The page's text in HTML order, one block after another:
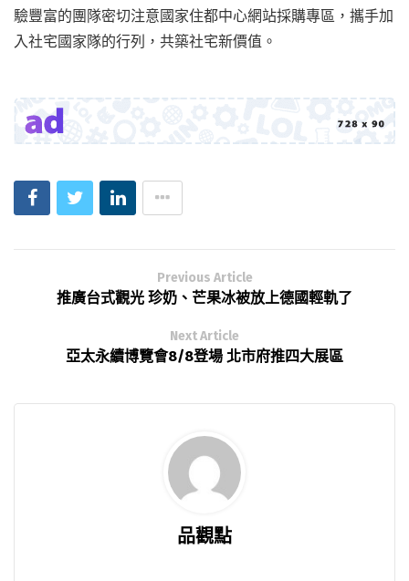
驗豐富的團隊密切注意國家住都中心網站採購專區，攜手加
入社宅國家隊的行列，共築社宅新價值。
Previous Article
推廣台式觀光 珍奶、芒果冰被放上德國輕軌了
Next Article
亞太永續博覽會8/8登場 北市府推四大展區
品觀點